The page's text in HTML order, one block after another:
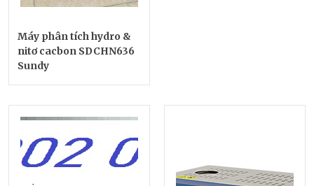
Máy phân tích hydro &
nitơ cacbon SDCHN636
Sundy